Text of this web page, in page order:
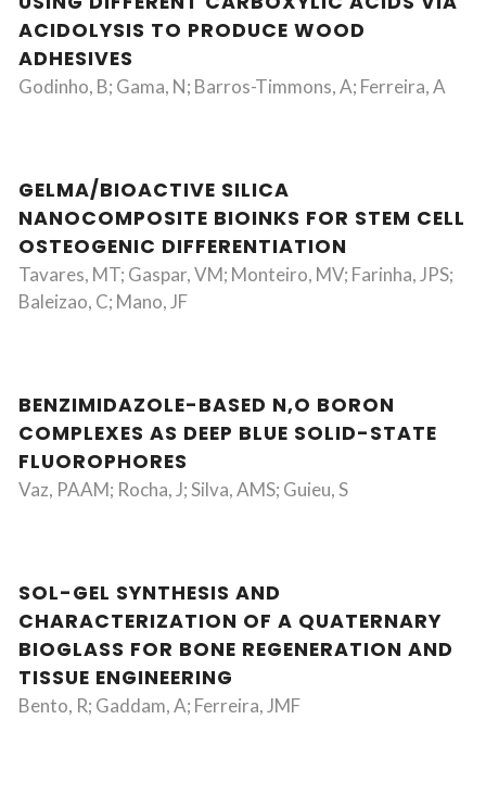
ACIDOLYSIS TO PRODUCE WOOD
ADHESIVES
Godinho, B; Gama, N; Barros-Timmons, A; Ferreira, A
GELMA/BIOACTIVE SILICA
NANOCOMPOSITE BIOINKS FOR STEM CELL
OSTEOGENIC DIFFERENTIATION
Tavares, MT; Gaspar, VM; Monteiro, MV; Farinha, JPS;
Baleizao, C; Mano, JF
BENZIMIDAZOLE-BASED N,O BORON
COMPLEXES AS DEEP BLUE SOLID-STATE
FLUOROPHORES
Vaz, PAAM; Rocha, J; Silva, AMS; Guieu, S
SOL-GEL SYNTHESIS AND
CHARACTERIZATION OF A QUATERNARY
BIOGLASS FOR BONE REGENERATION AND
TISSUE ENGINEERING
Bento, R; Gaddam, A; Ferreira, JMF